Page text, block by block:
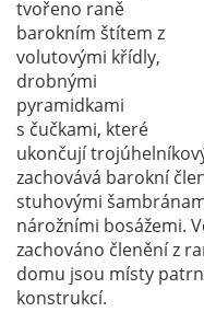
tvořeno raně
barokním štítem z
volutovými křídly,
drobnými
pyramidkami
s čučkami, které
ukončují
zachovává barokní
stuhovými
nárožními bosážemi.
zachováno členění z
domu jsou místy
konstrukcí.